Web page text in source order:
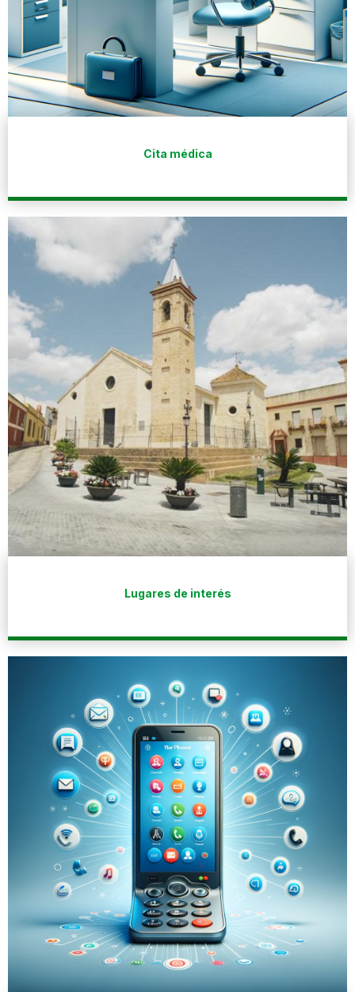
Cita médica
Lugares de interés